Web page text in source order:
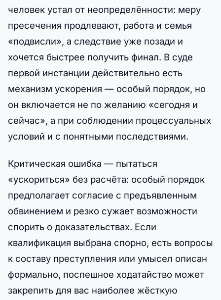
человек устал от неопределённости: меру
пресечения продлевают, работа и семья
«подвисли», а следствие уже позади и
хочется быстрее получить финал. В суде
первой инстанции действительно есть
механизм ускорения — особый порядок, но
он включается не по желанию «сегодня и
сейчас», а при соблюдении процессуальных
условий и с понятными последствиями.
Критическая ошибка — пытаться
«ускориться» без расчёта: особый порядок
предполагает согласие с предъявленным
обвинением и резко сужает возможности
спорить о доказательствах. Если
квалификация выбрана спорно, есть вопросы
к составу преступления или умысел описан
формально, поспешное ходатайство может
закрепить для вас наиболее жёсткую